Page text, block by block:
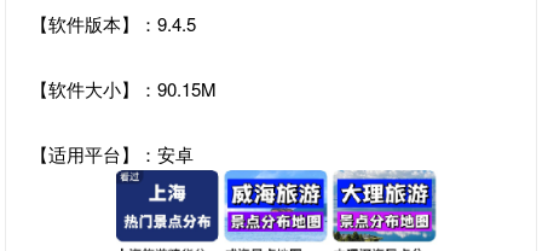
【软件版本】：9.4.5
【软件大小】：90.15M
【适用平台】：安卓